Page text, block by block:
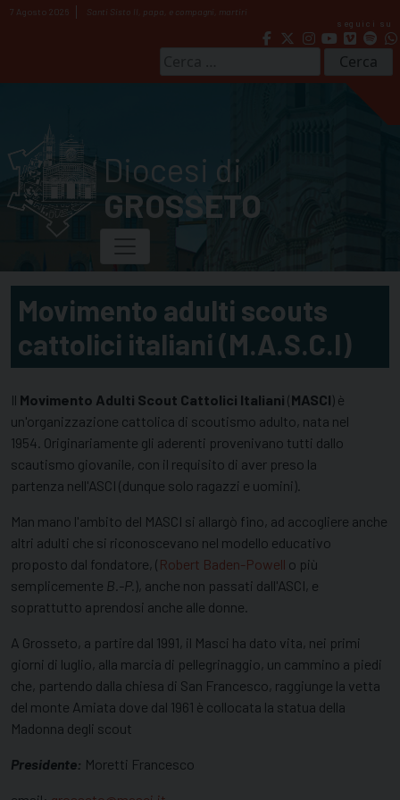
Skip
7 Agosto 2026
Santi Sisto II, papa, e compagni, martiri
seguici su
per:
Diocesi di
GROSSETO
Movimento adulti scouts
cattolici italiani (M.A.S.C.I)
Il Movimento Adulti Scout Cattolici Italiani (MASCI) è
un'organizzazione cattolica di scoutismo adulto, nata nel
1954. Originariamente gli aderenti provenivano tutti dallo
scautismo giovanile, con il requisito di aver preso la
partenza nell'ASCI (dunque solo ragazzi e uomini).
Man mano l'ambito del MASCI si allargò fino, ad accogliere anche
altri adulti che si riconoscevano nel modello educativo
proposto dal fondatore, ( Robert Baden-Powell o più
semplicemente B.-P. ), anche non passati dall'ASCI, e
soprattutto aprendosi anche alle donne.
A Grosseto, a partire dal 1991, il Masci ha dato vita, nei primi
giorni di luglio, alla marcia di pellegrinaggio, un cammino a piedi
che, partendo dalla chiesa di San Francesco, raggiunge la vetta
del monte Amiata dove dal 1961 è collocata la statua della
Madonna degli scout
Presidente: Moretti Francesco